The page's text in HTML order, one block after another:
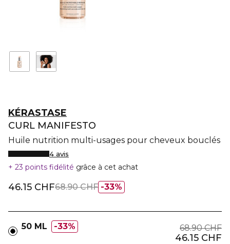
KÉRASTASE
CURL MANIFESTO
Huile nutrition multi-usages pour cheveux bouclés
4 avis
23 points fidélité grâce à cet achat
33%
46.15 CHF68.90 CHF
50 ML 33% 68.90 CHF
46.15 CHF